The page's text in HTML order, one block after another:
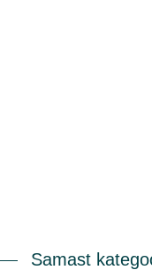
Samast